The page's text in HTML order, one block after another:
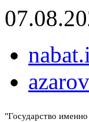
"Государство